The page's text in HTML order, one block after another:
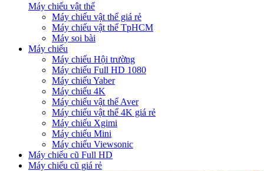
Máy chiếu vật thể
Máy chiếu vật thể giá rẻ
Máy chiếu vật thể TpHCM
Máy soi bài
Máy chiếu
Máy chiếu Hội trường
Máy chiếu Full HD 1080
Máy chiếu Yaber
Máy chiếu 4K
Máy chiếu vật thể Aver
Máy chiếu vật thể 4K giá rẻ
Máy chiếu Xgimi
Máy chiếu Mini
Máy chiếu Viewsonic
Máy chiếu cũ Full HD
Máy chiếu cũ giá rẻ